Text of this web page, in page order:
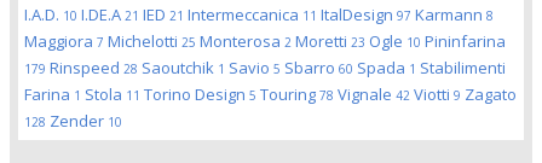
I.A.D. 10 I.DE.A 21 IED 21 Intermeccanica 11 ItalDesign 97 Karmann 8
Maggiora 7 Michelotti 25 Monterosa 2 Moretti 23 Ogle 10 Pininfarina
179 Rinspeed 28 Saoutchik 1 Savio 5 Sbarro 60 Spada 1 Stabilimenti
Farina 1 Stola 11 Torino Design 5 Touring 78 Vignale 42 Viotti 9 Zagato
128 Zender 10